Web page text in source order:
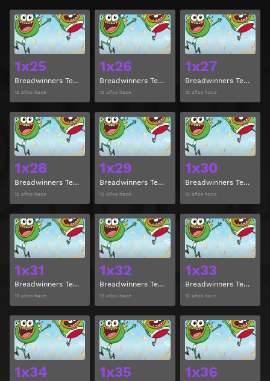
1x25
Breadwinners Temporada 1 Episodio 25
12 años hace
Ver
1x26
Breadwinners Temporada 1 Episodio 26
12 años hace
Ver
1x27
Breadwinners Temporada 1 Episodio 27
12 años hace
1x28
Breadwinners Temporada 1 Episodio 28
12 años hace
Ver
1x29
Breadwinners Temporada 1 Episodio 29
12 años hace
Ver
1x30
Breadwinners Temporada 1 Episodio 30
12 años hace
1x31
Breadwinners Temporada 1 Episodio 31
12 años hace
Ver
1x32
Breadwinners Temporada 1 Episodio 32
12 años hace
Ver
1x33
Breadwinners Temporada 1 Episodio 33
12 años hace
1x34
Ver
1x35
Ver
1x36